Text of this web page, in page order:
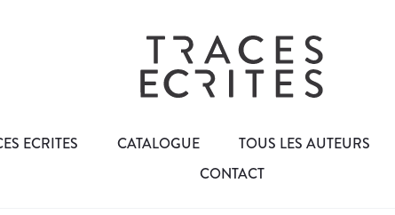
ECRITES CATALOGUE TOUS LES AUTEURS
CONTACT